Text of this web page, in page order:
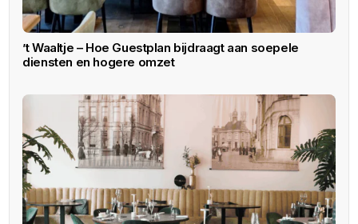
’t Waaltje – Hoe Guestplan bijdraagt aan soepele
diensten en hogere omzet